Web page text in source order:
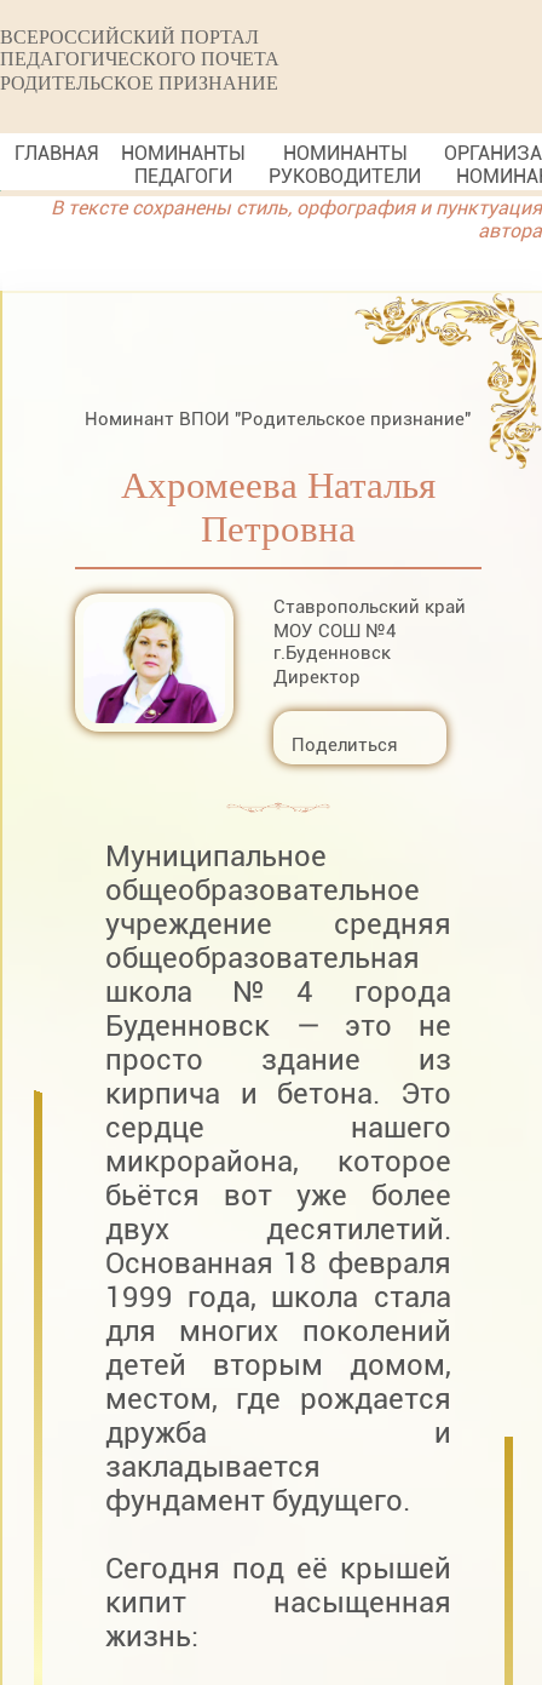
ВСЕРОССИЙСКИЙ ПОРТАЛ
ПЕДАГОГИЧЕСКОГО ПОЧЕТА
РОДИТЕЛЬСКОЕ ПРИЗНАНИЕ
ГЛАВНАЯ
НОМИНАНТЫ
ПЕДАГОГИ
НОМИНАНТЫ
РУКОВОДИТЕЛИ
В тексте сохранены стиль, орфография и пунктуация
автора
Номинант ВПОИ "Родительское признание"
Ахромеева Наталья
Петровна
Ставропольский край
МОУ СОШ №4
г.Буденновск
Директор
Поделиться
Муниципальное
общеобразовательное
учреждение средняя
общеобразовательная
школа №4 города
Буденновск — это не
просто здание из
кирпича и бетона. Это
сердце нашего
микрорайона, которое
бьётся вот уже более
двух десятилетий.
Основанная 18 февраля
1999 года, школа стала
для многих поколений
детей вторым домом,
местом, где рождается
дружба и
закладывается
фундамент будущего.
Сегодня под её крышей
кипит насыщенная
жизнь: